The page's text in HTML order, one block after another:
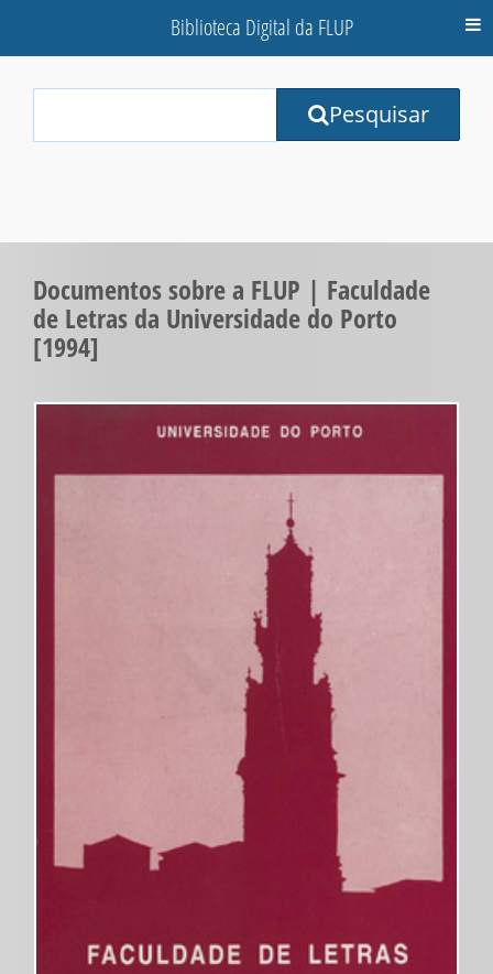
Biblioteca Digital da FLUP
Terms:
Pesquisar
Documentos sobre a FLUP | Faculdade
de Letras da Universidade do Porto
[1994]